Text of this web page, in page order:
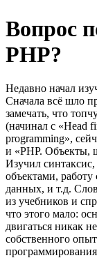
Вопрос
PHP?
Недавно начал
Сначала всё шло
замечать, что
(начинал с «Head
programming»,
и «PHP. Объекты,
Изучил
объектами,
данных, и т.д.
из учебников и
что этого мало:
двигаться никак
собственного